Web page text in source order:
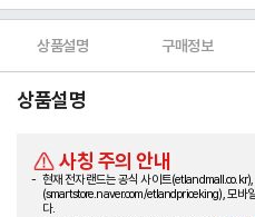
상품설명 구매정보
상품설명
사칭 주의 안내
현재 전자랜드는 공식 사이트
(smartstore.naver.com/etlandpriceking), 모바
다.